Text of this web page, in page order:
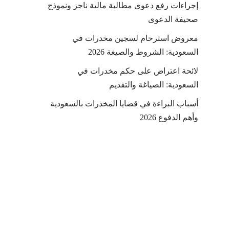
إجراءات رفع دعوى مطالبة مالية ناجز ونموذج
صحيفة الدعوى
معروض استرحام لسجين مخدرات في
السعودية: الشروط والصيغة 2026
لائحة اعتراض على حكم مخدرات في
السعودية: الصياغة والتقديم
أسباب البراءة في قضايا المخدرات بالسعودية
وأهم الدفوع 2026